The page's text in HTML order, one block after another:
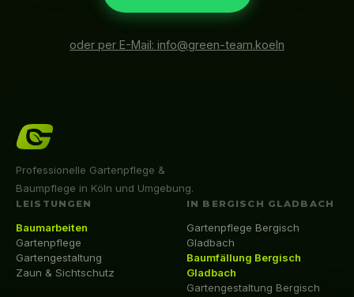
oder per E-Mail: info@green-team.koeln
Professionelle Gartenpflege &
Baumpflege in Köln und Umgebung.
LEISTUNGEN
Baumarbeiten
Gartenpflege
Gartengestaltung
Zaun & Sichtschutz
IN BERGISCH GLADBACH
Gartenpflege Bergisch
Gladbach
Baumfällung Bergisch
Gladbach
Gartengestaltung Bergisch